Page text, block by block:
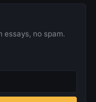
no spam.